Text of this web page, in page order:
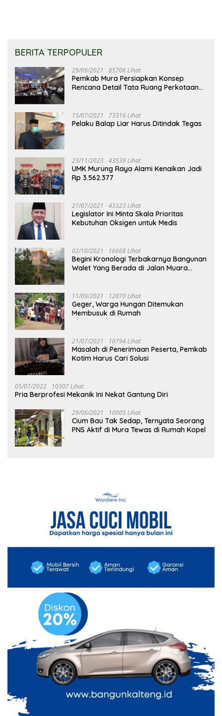
BERITA TERPOPULER
29/09/2021 85706 Lihat
Pemkab Mura Persiapkan Konsep
Rencana Detail Tata Ruang Perkotaan
15/07/2021 73316 Lihat
Pelaku Balap Liar Harus Ditindak Tegas
23/11/2023 43539 Lihat
UMK Murung Raya Alami Kenaikan Jadi
Rp 3.562.377
27/07/2021 43323 Lihat
Legislator Ini Minta Skala Prioritas
Kebutuhan Oksigen untuk Medis
02/10/2021 16668 Lihat
Begini Kronologi Terbakarnya Bangunan
Walet Yang Berada di Jalan Muara
11/09/2021 12870 Lihat
Geger, Warga Hungan Ditemukan
Membusuk di Rumah
21/07/2021 10794 Lihat
Masalah di Penerimaan Peserta, Pemkab
Kotim Harus Cari Solusi
05/07/2022 10307 Lihat
Pria Berprofesi Mekanik Ini Nekat Gantung Diri
29/06/2021 10005 Lihat
Cium Bau Tak Sedap, Ternyata Seorang
PNS Aktif di Mura Tewas di Rumah Kopel